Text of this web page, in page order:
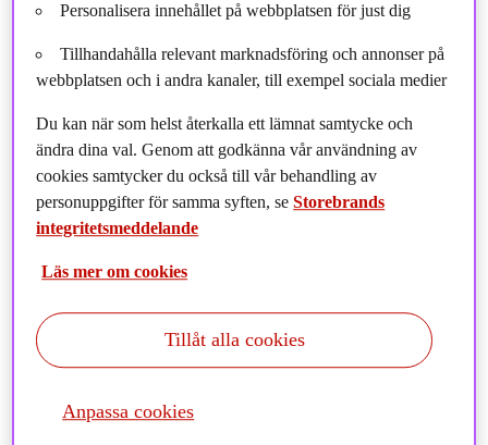
Idag, den 6 november, lanserar vi vår nya
företagsobligationsfond Storebrand Global Short
Corporate Bond. Den nya fonden investerar globalt i
företagsobligationer utställda av företag med hög
kreditvärdighet med målet att uppnå långsiktig
överavkastning genom aktiv förvaltning och ett tydligt
Räntefonder har generellt, efter år av kräftgång, fått en revansch
Personalisera innehållet på webbplatsen för just dig
Tillhandahålla relevant marknadsföring och annonser på
webbplatsen och i andra kanaler, till exempel sociala medier
Du kan när som helst återkalla ett lämnat samtycke och
ändra dina val. Genom att godkänna vår användning av
cookies samtycker du också till vår behandling av
personuppgifter för samma syften, seStorebrands
integritetsmeddelande
Läs mer om cookies
Anpassa cookies
Tillåt alla cookies